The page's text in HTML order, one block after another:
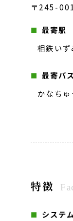
〒245-
最寄駅
相鉄い
最寄バ
かなち
特徴
システ